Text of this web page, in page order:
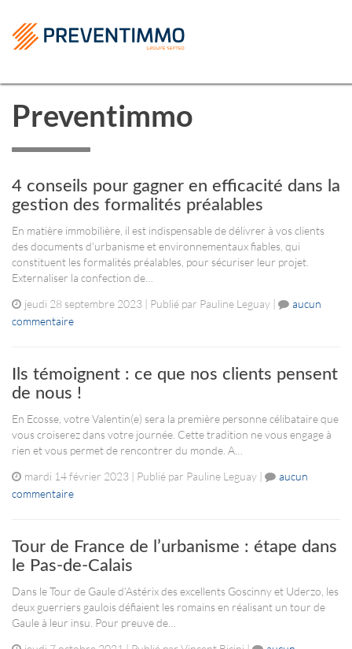
Preventimmo
4 conseils pour gagner en efficacité dans la
gestion des formalités préalables
En matière immobilière, il est indispensable de délivrer à vos clients
des documents d’urbanisme et environnementaux fiables, qui
constituent les formalités préalables, pour sécuriser leur projet.
Externaliser la confection de…
jeudi 28 septembre 2023 | Publié par Pauline Leguay |
aucun
commentaire
Ils témoignent : ce que nos clients pensent
de nous !
En Ecosse, votre Valentin(e) sera la première personne célibataire que
vous croiserez dans votre journée. Cette tradition ne vous engage à
rien et vous permet de rencontrer du monde. A…
mardi 14 février 2023 | Publié par Pauline Leguay |
aucun
commentaire
Tour de France de l’urbanisme : étape dans
le Pas-de-Calais
Dans le Tour de Gaule d’Astérix des excellents Goscinny et Uderzo, les
deux guerriers gaulois défiaient les romains en réalisant un tour de
Gaule à leur insu. Pour preuve de…